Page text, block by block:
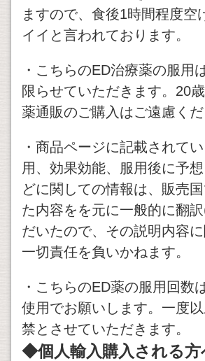
ますので、食後1時間程度空
イイと言われております。
・こちらのED治療薬の服用
限らせていただきます。20
薬通販のご購入はご遠慮くだ
・商品ページに記載されて
用、効果効能、服用後に予
どに関しての情報は、販売
た内容をを元に一般的に翻
だいたので、その説明内容
一切責任を負いかねます。
・こちらのED薬の服用回数
使用でお願いします。一度
禁とさせていただきます。
◆個人輸入購入される方